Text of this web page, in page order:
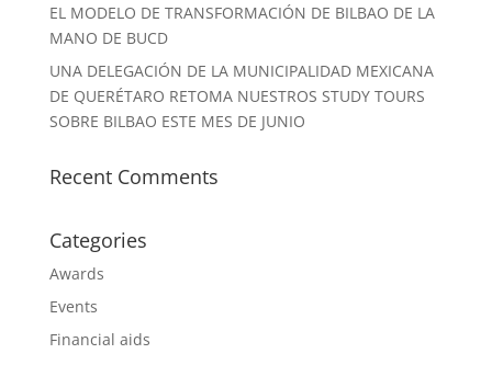
EL MODELO DE TRANSFORMACIÓN DE BILBAO DE LA
MANO DE BUCD
UNA DELEGACIÓN DE LA MUNICIPALIDAD MEXICANA
DE QUERÉTARO RETOMA NUESTROS STUDY TOURS
SOBRE BILBAO ESTE MES DE JUNIO
Recent Comments
Categories
Awards
Events
Financial aids